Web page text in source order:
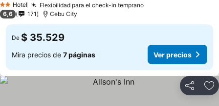
2 Estrellas
Hotel Flexibilidad para el check-in temprano
6,6 171 Cebu City
De $ 35.529
Mira precios de 7 páginas Ver precios
Compartir